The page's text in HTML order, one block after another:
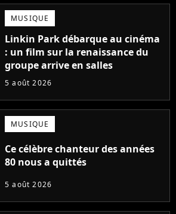
MUSIQUE
Linkin Park débarque au cinéma
: un film sur la renaissance du
groupe arrive en salles
5 août 2026
MUSIQUE
Ce célèbre chanteur des années
80 nous a quittés
5 août 2026